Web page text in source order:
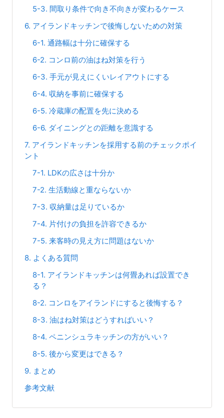
5-3. 間取り条件で向き不向きが変わるケース
6. アイランドキッチンで後悔しないための対策
6-1. 通路幅は十分に確保する
6-2. コンロ前の油はね対策を行う
6-3. 手元が見えにくいレイアウトにする
6-4. 収納を事前に確保する
6-5. 冷蔵庫の配置を先に決める
6-6. ダイニングとの距離を意識する
7. アイランドキッチンを採用する前のチェックポイ
ント
7-1. LDKの広さは十分か
7-2. 生活動線と重ならないか
7-3. 収納量は足りているか
7-4. 片付けの負担を許容できるか
7-5. 来客時の見え方に問題はないか
8. よくある質問
8-1. アイランドキッチンは何畳あれば設置でき
る？
8-2. コンロをアイランドにすると後悔する？
8-3. 油はね対策はどうすればいい？
8-4. ペニンシュラキッチンの方がいい？
8-5. 後から変更はできる？
9. まとめ
参考文献